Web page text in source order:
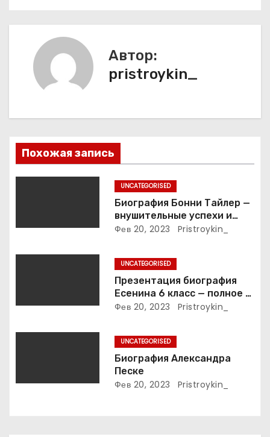
ц
з
а
и
с
м
Автор:
pristroykin_
Похожая запись
UNCATEGORISED
Биография Бонни Тайлер —
внушительные успехи и
интимные подробности
Фев 20, 2023 Pristroykin_
UNCATEGORISED
Презентация биография
Есенина 6 класс — полное и
подробное описание жизни
Фев 20, 2023 Pristroykin_
UNCATEGORISED
Биография Александра
Песке
Фев 20, 2023 Pristroykin_